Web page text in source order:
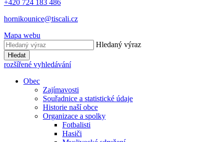
+420 724 183 486
hornikounice@tiscali.cz
Mapa webu
Hledaný výraz
Hledat
rozšířené vyhledávání
Obec
Zajímavosti
Souřadnice a statistické údaje
Historie naší obce
Organizace a spolky
Fotbalisti
Hasiči